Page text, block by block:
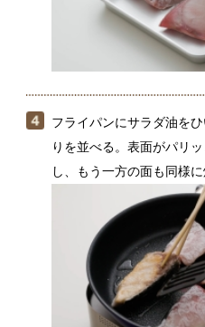
（４）のフライパンをキッチ
り、サラダ油小さじ1/2（分量
け、（２）の人参を炒める。
を加えて炒め、だしを注ぐ。
煮立ったら水溶き片栗粉でと